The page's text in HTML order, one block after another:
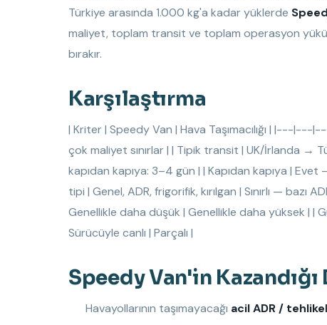
Türkiye arasında 1.000 kg'a kadar yüklerde
maliyet, toplam transit ve toplam operasyon yükü
bırakır.
Karşılaştırma
| Kriter | Speedy Van | Hava Taşımacılığı | |---|---
çok maliyet sınırlar | | Tipik transit | UK/İrlanda →
kapıdan kapıya: 3–4 gün | | Kapıdan kapıya |
tipi | Genel, ADR, frigorifik, kırılgan | Sınırlı — bazı
Genellikle daha düşük | Genellikle daha yüksek | |
Sürücüyle canlı | Parçalı |
Speedy Van'in
Havayollarının taşımayacağı acil ADR /